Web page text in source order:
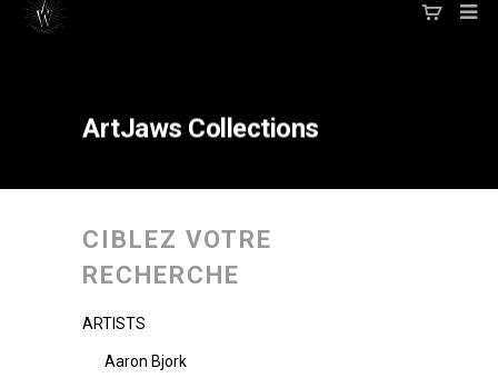
ArtJaws Collections
CIBLEZ VOTRE
RECHERCHE
ARTISTS
Aaron Bjork